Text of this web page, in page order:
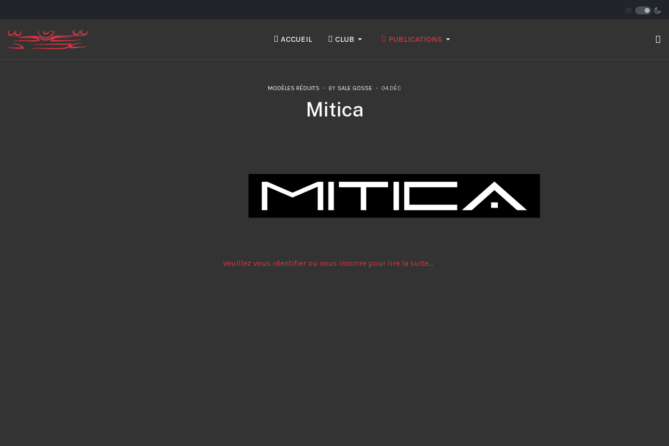
ACCUEIL CLUB PUBLICATIONS
MODÈLES RÉDUITS BY SALE GOSSE 04.DÉC
Mitica
Veuillez vous identifier ou vous inscrire pour lire la suite...